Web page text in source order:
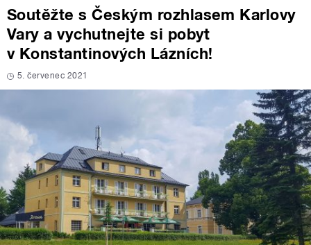
Soutěžte s Českým rozhlasem Karlovy
Vary a vychutnejte si pobyt
v Konstantinových Lázních!
5. červenec 2021